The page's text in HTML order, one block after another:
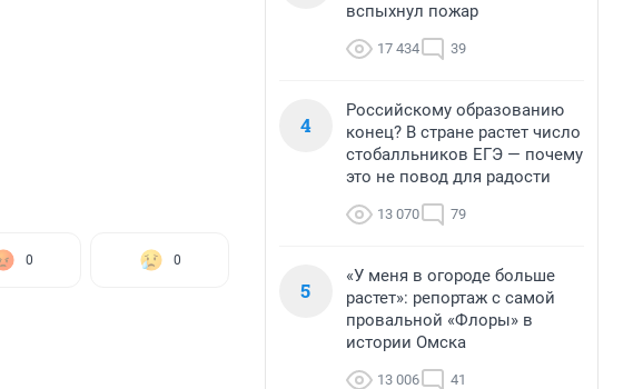
0 0
вспыхнул пожар
17 434 39
4
Российскому образованию
конец? В стране растет число
стобалльников ЕГЭ — почему
это не повод для радости
13 070 79
5
«У меня в огороде больше
растет»: репортаж с самой
провальной «Флоры» в
истории Омска
13 006 41